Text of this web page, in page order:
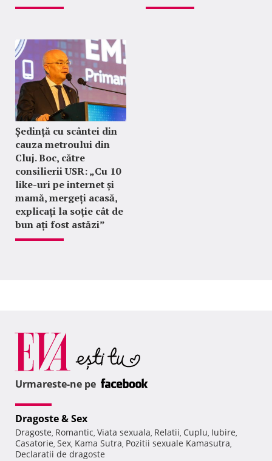
Ședință cu scântei din
cauza metroului din
Cluj. Boc, către
consilierii USR: „Cu 10
like-uri pe internet și
mamă, mergeți acasă,
explicați la soție cât de
bun ați fost astăzi”
Urmareste-ne pe
Dragoste & Sex
Dragoste, Romantic, Viata sexuala, Relatii, Cuplu, Iubire,
Casatorie, Sex, Kama Sutra, Pozitii sexuale Kamasutra,
Declaratii de dragoste